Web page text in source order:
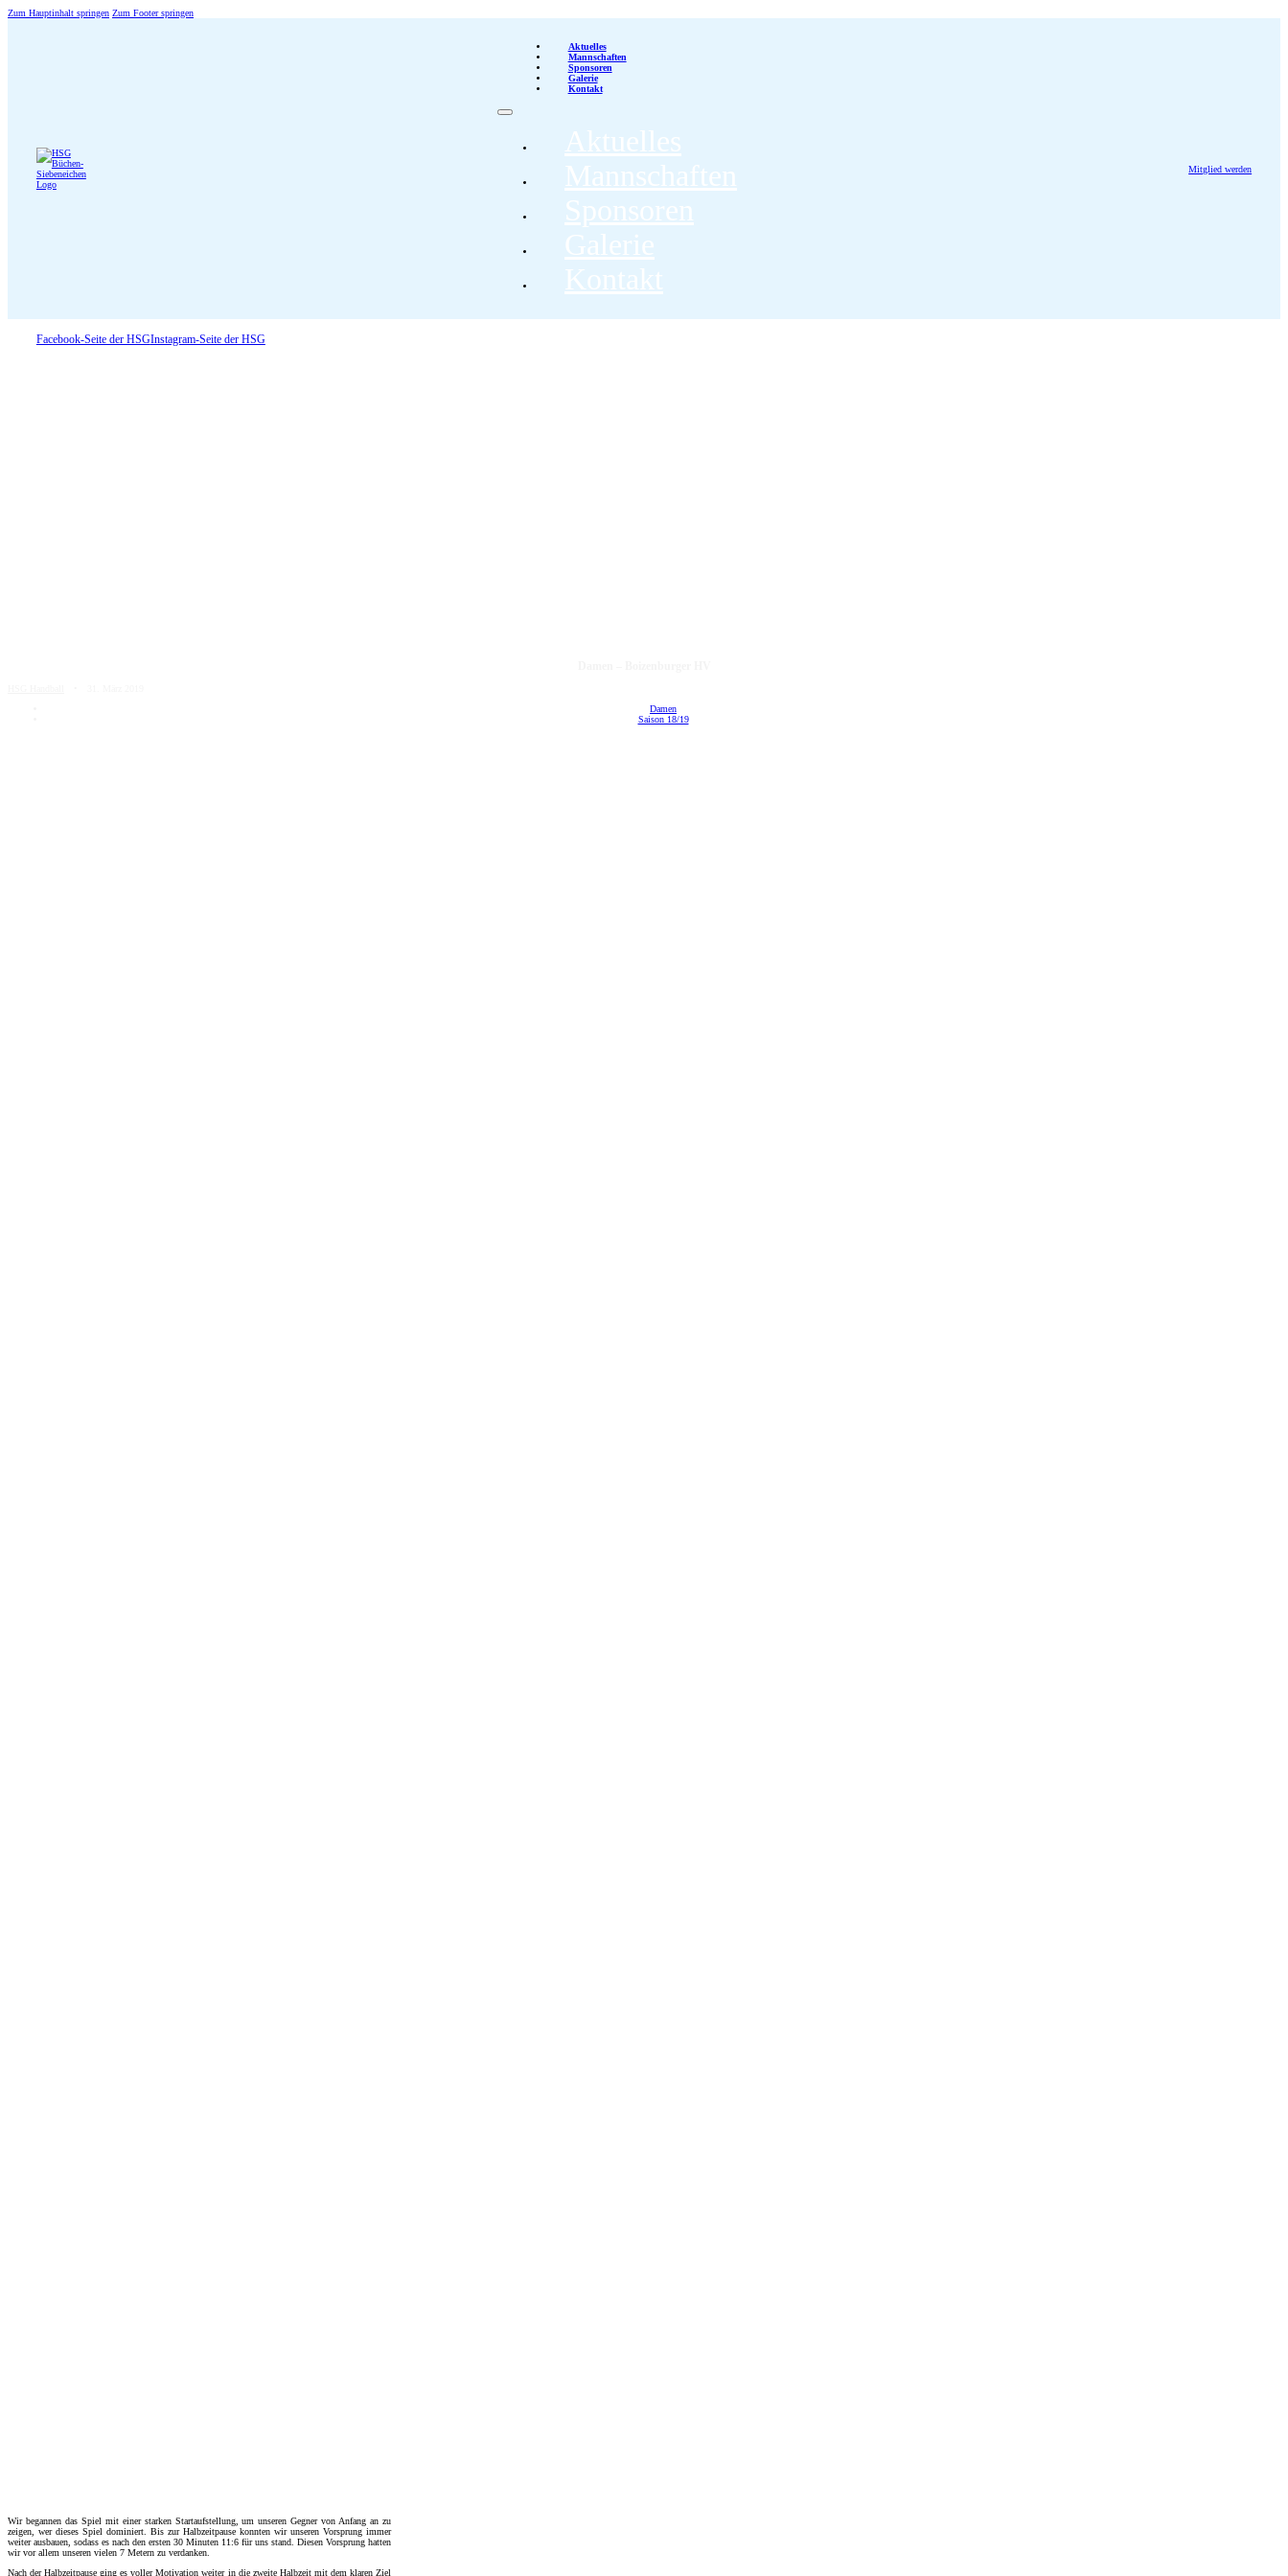
Zum Hauptinhalt springen Zum Footer springen
Aktuelles
Mannschaften
Sponsoren
Galerie
Kontakt
Aktuelles
Mannschaften
Sponsoren
Galerie
Kontakt
Mitglied werden
Facebook-Seite der HSGInstagram-Seite der HSG
Damen
Saison 18/19
Wir begannen das Spiel mit einer starken Startaufstellung, um unseren Gegner von Anfang an zu
zeigen, wer dieses Spiel dominiert. Bis zur Halbzeitpause konnten wir unseren Vorsprung immer
weiter ausbauen, sodass es nach den ersten 30 Minuten 11:6 für uns stand. Diesen Vorsprung hatten
wir vor allem unseren vielen 7 Metern zu verdanken.
Nach der Halbzeitpause ging es voller Motivation weiter in die zweite Halbzeit mit dem klaren Ziel